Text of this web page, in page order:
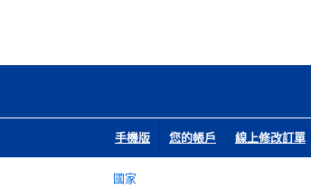
手機版 您的帳戶 線上修改訂單
國家